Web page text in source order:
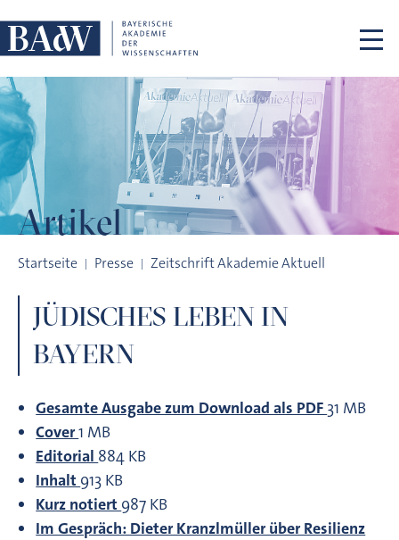
Artikel
Startseite Presse Zeitschrift Akademie Aktuell
JÜDISCHES LEBEN IN
BAYERN
Gesamte Ausgabe zum Download als PDF 31 MB
Cover1 MB
Editorial 884 KB
Inhalt 913 KB
Kurz notiert 987 KB
Im Gespräch: Dieter Kranzlmüller über Resilienz